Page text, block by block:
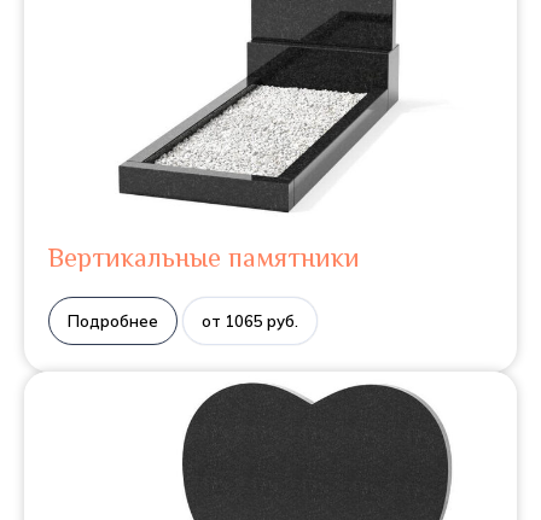
Вертикальные памятники
Подробнее от 1065 руб.